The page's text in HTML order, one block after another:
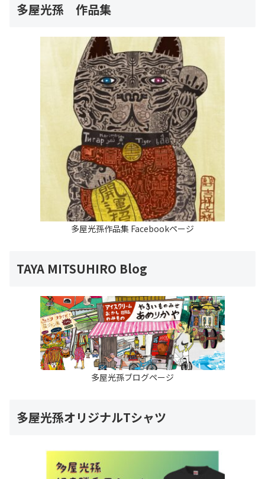
多屋光孫 作品集
多屋光孫作品集 Facebookページ
TAYA MITSUHIRO Blog
多屋光孫ブログページ
多屋光孫オリジナルTシャツ